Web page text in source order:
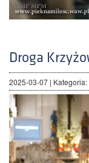
Droga
2025-03-07 | Kategoria: